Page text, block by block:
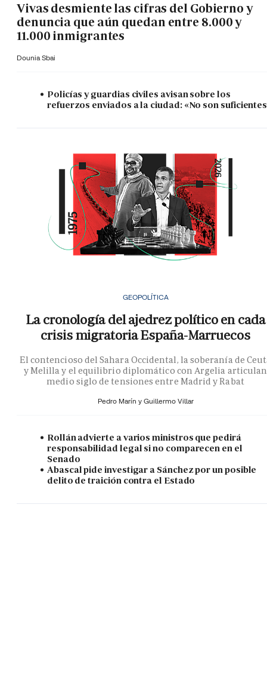
Vivas desmiente las cifras del Gobierno y
denuncia que aún quedan entre 8.000 y
11.000 inmigrantes
Dounia Sbai
Policías y guardias civiles avisan sobre los
refuerzos enviados a la ciudad: «No son
GEOPOLÍTICA
La cronología del ajedrez político en cada
crisis migratoria España-Marruecos
El contencioso del Sahara Occidental, la soberanía de
y Melilla y el equilibrio diplomático con Argelia articulan
medio siglo de tensiones entre Madrid y Rabat
Pedro Marín y Guillermo Villar
Rollán advierte a varios ministros que pedirá
responsabilidad legal si no comparecen en el
Senado
Abascal pide investigar a Sánchez por un posible
delito de traición contra el Estado